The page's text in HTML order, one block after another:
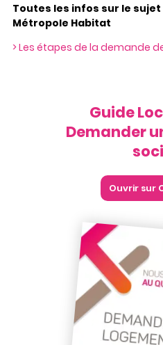
Toutes les infos sur le
Métropole Habitat
> Les étapes de la demande
Guide
Demander
Ouvrir sur